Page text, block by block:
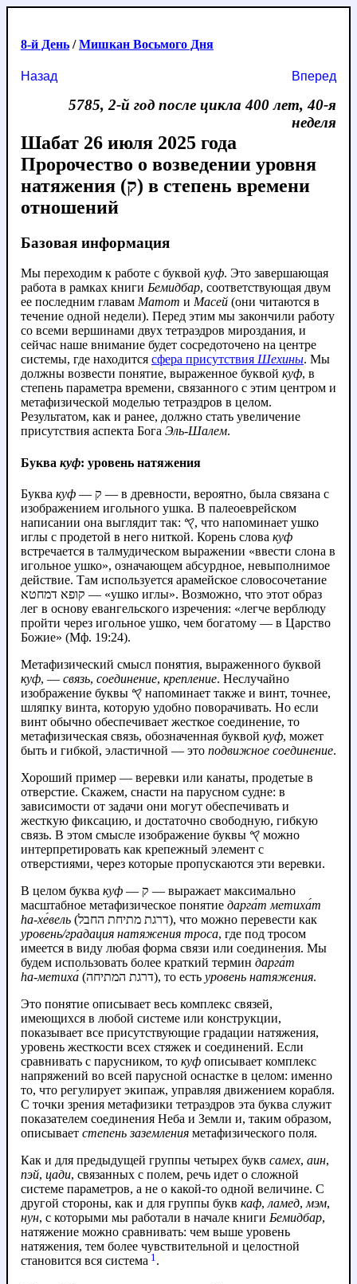
8-й День /Мишкан Восьмого Дня
Назад Вперед
5785, 2-й год после цикла 400 лет, 40-я
неделя
Шабат 26 июля 2025 года
Пророчество о возведении уровня
натяжения (ק) в степень времени
отношений
Базовая информация
Мы переходим к работе с буквой куф. Это завершающая
работа в рамках книги Бемидбар, соответствующая двум
ее последним главам Матот и Масей (они читаются в
течение одной недели). Перед этим мы закончили работу
со всеми вершинами двух тетраэдров мироздания, и
сейчас наше внимание будет сосредоточено на центре
системы, где находится сфера присутствия Шехины. Мы
должны возвести понятие, выраженное буквой куф, в
степень параметра времени, связанного с этим центром и
метафизической моделью тетраэдров в целом.
Результатом, как и ранее, должно стать увеличение
присутствия аспекта Бога Эль-Шалем.
Буква куф: уровень натяжения
Буква куф — ק — в древности, вероятно, была связана с
изображением игольного ушка. В палеоеврейском
написании она выглядит так: 𐤒, что напоминает ушко
иглы с продетой в него ниткой. Корень слова куф
встречается в талмудическом выражении «ввести слона в
игольное ушко», означающем абсурдное, невыполнимое
действие. Там используется арамейское словосочетание
קופא דמחטא — «ушко иглы». Возможно, что этот образ
лег в основу евангельского изречения: «легче верблюду
пройти через игольное ушко, чем богатому — в Царство
Божие» (Мф. 19:24).
Метафизический смысл понятия, выраженного буквой
куф, — связь, соединение, крепление. Неслучайно
изображение буквы 𐤒 напоминает также и винт, точнее,
шляпку винта, которую удобно поворачивать. Но если
винт обычно обеспечивает жесткое соединение, то
метафизическая связь, обозначенная буквой куф, может
быть и гибкой, эластичной — это подвижное соединение.
Хороший пример — веревки или канаты, продетые в
отверстие. Скажем, снасти на парусном судне: в
зависимости от задачи они могут обеспечивать и
жесткую фиксацию, и достаточно свободную, гибкую
связь. В этом смысле изображение буквы 𐤒 можно
интерпретировать как крепежный элемент с
отверстиями, через которые пропускаются эти веревки.
В целом буква куф — ק — выражает максимально
масштабное метафизическое понятие дарга́т метиха́т
hа‑хе́вель
(דרגת מתיחת החבל), что можно перевести как
уровень/градация натяжения троса, где под тросом
имеется в виду любая форма связи или соединения. Мы
будем использовать более краткий термин дарга́т
hа‑метиха́
(דרגת המתיחה), то есть уровень натяжения.
Это понятие описывает весь комплекс связей,
имеющихся в любой системе или конструкции,
показывает все присутствующие градации натяжения,
уровень жесткости всех стяжек и соединений. Если
сравнивать с парусником, то куф описывает комплекс
напряжений во всей парусной оснастке в целом: именно
то, что регулирует экипаж, управляя движением корабля.
С точки зрения метафизики тетраэдров эта буква служит
показателем соединения Неба и Земли и, таким образом,
описывает степень заземления метафизического поля.
Как и для предыдущей группы четырех букв самех, аин,
пэй, цади, связанных с полем, речь идет о сложной
системе параметров, а не о какой-то одной величине. С
другой стороны, как и для группы букв каф, ламед, мэм,
нун, с которыми мы работали в начале книги Бемидбар,
натяжение можно сравнивать: чем выше уровень
натяжения, тем более чувствительной и целостной
становится вся система 1 .